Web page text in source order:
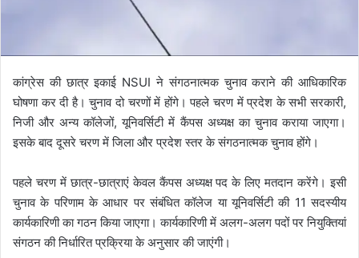
कांग्रेस की छात्र इकाई NSUI ने संगठनात्मक चुनाव कराने की आधिकारिक
घोषणा कर दी है। चुनाव दो चरणों में होंगे। पहले चरण में प्रदेश के सभी सरकारी,
निजी और अन्य कॉलेजों, यूनिवर्सिटी में कैंपस अध्यक्ष का चुनाव कराया जाएगा।
इसके बाद दूसरे चरण में जिला और प्रदेश स्तर के संगठनात्मक चुनाव होंगे।
पहले चरण में छात्र-छात्राएं केवल कैंपस अध्यक्ष पद के लिए मतदान करेंगे। इसी
चुनाव के परिणाम के आधार पर संबंधित कॉलेज या यूनिवर्सिटी की 11 सदस्यीय
कार्यकारिणी का गठन किया जाएगा। कार्यकारिणी में अलग-अलग पदों पर नियुक्तियां
संगठन की निर्धारित प्रक्रिया के अनुसार की जाएंगी।